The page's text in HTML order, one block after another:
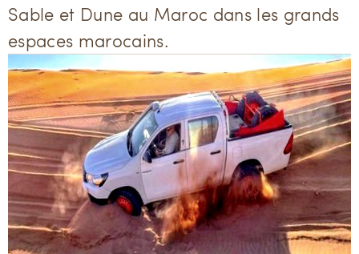
Sable et Dune au Maroc dans les grands
espaces marocains.